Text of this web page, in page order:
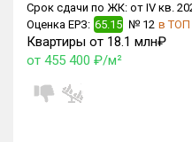
Рейтинг ЕРЗ
Найдено:
Срок сдачи по ЖК: от IV кв.
Оценка ЕРЗ: 65.15 № 12 в ТОП
Квартиры от 18.1 млн₽
от 455 400 ₽/м²